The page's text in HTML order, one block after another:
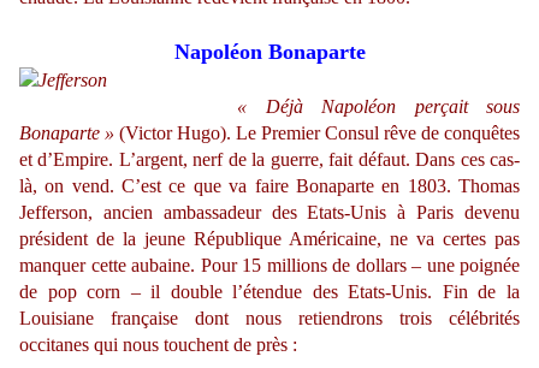
Napoléon Bonaparte
« Déjà Napoléon perçait sous
Bonaparte » (Victor Hugo). Le Premier Consul rêve de conquêtes
et d’Empire. L’argent, nerf de la guerre, fait défaut. Dans ces cas-
là, on vend. C’est ce que va faire Bonaparte en 1803. Thomas
Jefferson, ancien ambassadeur des Etats-Unis à Paris devenu
président de la jeune République Américaine, ne va certes pas
manquer cette aubaine. Pour 15 millions de dollars – une poignée
de pop corn – il double l’étendue des Etats-Unis. Fin de la
Louisiane française dont nous retiendrons trois célébrités
occitanes qui nous touchent de près :